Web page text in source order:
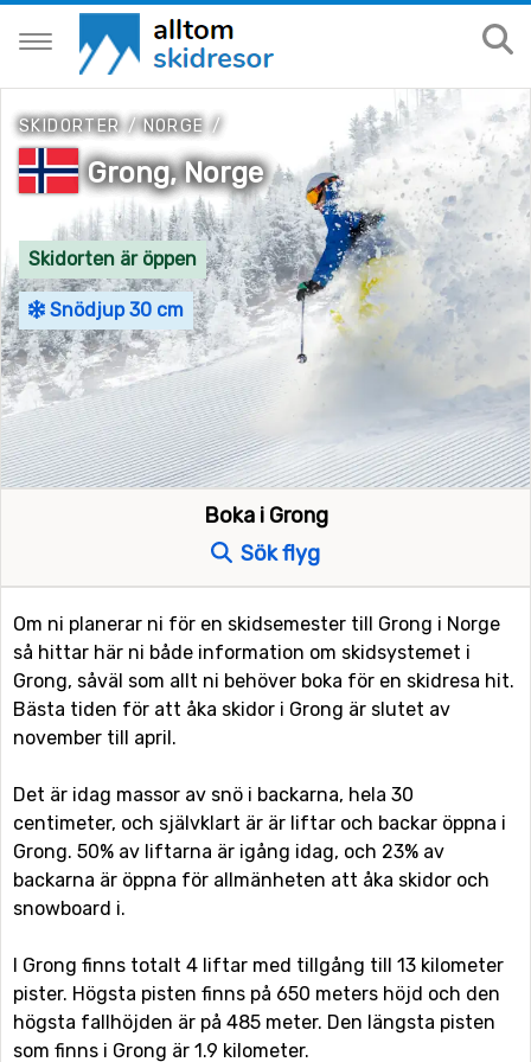
SKIDORTER /NORGE /
Grong, Norge
Skidorten är öppen
Snödjup 30 cm
Boka i Grong
Sök flyg
Om ni planerar ni för en skidsemester till Grong i Norge
så hittar här ni både information om skidsystemet i
Grong, såväl som allt ni behöver boka för en skidresa hit.
Bästa tiden för att åka skidor i Grong är slutet av
november till april.
Det är idag massor av snö i backarna, hela 30
centimeter, och självklart är är liftar och backar öppna i
Grong. 50% av liftarna är igång idag, och 23% av
backarna är öppna för allmänheten att åka skidor och
snowboard i.
I Grong finns totalt 4 liftar med tillgång till 13 kilometer
pister. Högsta pisten finns på 650 meters höjd och den
högsta fallhöjden är på 485 meter. Den längsta pisten
som finns i Grong är 1.9 kilometer.